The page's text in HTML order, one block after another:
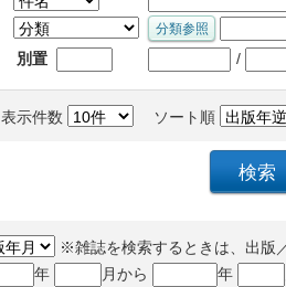
別置 /
表示件数 ソート順
※雑誌を検索するときは、出版
年
月から 年